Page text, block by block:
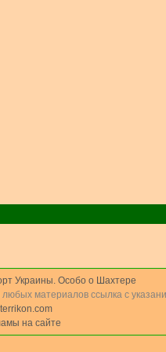
Украины. Особо о Шахтере
материалов ссылка с
на сайте